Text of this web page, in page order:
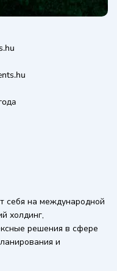
себя на международной
холдинг,
решения в сфере
и